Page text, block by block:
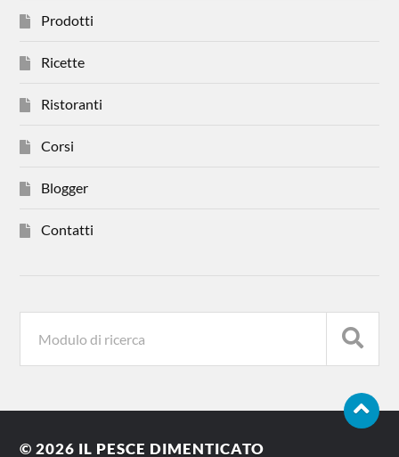
Prodotti
Ricette
Ristoranti
Corsi
Blogger
Contatti
© 2026 IL PESCE DIMENTICATO